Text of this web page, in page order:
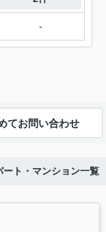
-
てお問い合わせ
ト・マンション一覧